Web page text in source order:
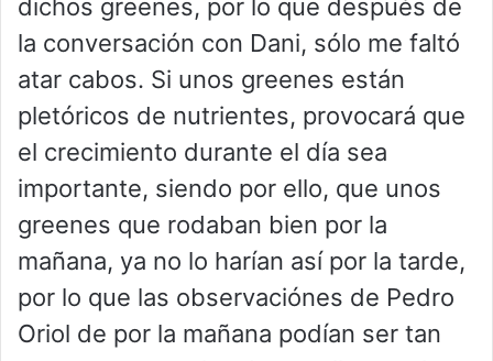
dichos greenes, por lo que después de
la conversación con Dani, sólo me faltó
atar cabos. Si unos greenes están
pletóricos de nutrientes, provocará que
el crecimiento durante el día sea
importante, siendo por ello, que unos
greenes que rodaban bien por la
mañana, ya no lo harían así por la tarde,
por lo que las observaciónes de Pedro
Oriol de por la mañana podían ser tan